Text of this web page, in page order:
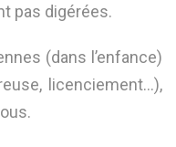
pas digérées.
(dans l’enfance)
licenciement…),